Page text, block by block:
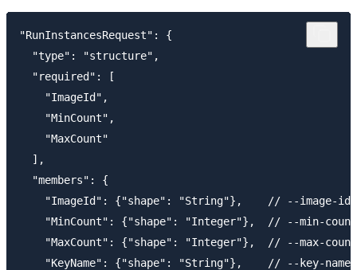
"RunInstancesRequest": {
  "type": "structure",
  "required": [
    "ImageId",
    "MinCount",
    "MaxCount"
  ],
  "members": {
    "ImageId": {"shape": "String"},    // --image-id
    "MinCount": {"shape": "Integer"},  // --min-count
    "MaxCount": {"shape": "Integer"},  // --max-count
    "KeyName": {"shape": "String"},    // --key-name